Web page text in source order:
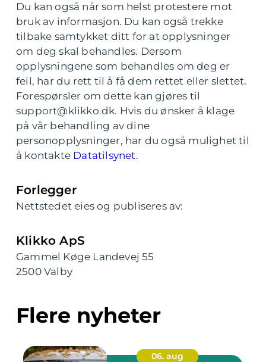
Du kan også når som helst protestere mot
bruk av informasjon. Du kan også trekke
tilbake samtykket ditt for at opplysninger
om deg skal behandles. Dersom
opplysningene som behandles om deg er
feil, har du rett til å få dem rettet eller slettet.
Forespørsler om dette kan gjøres til
support@klikko.dk. Hvis du ønsker å klage
på vår behandling av dine
personopplysninger, har du også mulighet til
å kontakte Datatilsynet.
Forlegger
Nettstedet eies og publiseres av:
Klikko ApS
Gammel Køge Landevej 55
2500 Valby
Flere nyheter
06. aug